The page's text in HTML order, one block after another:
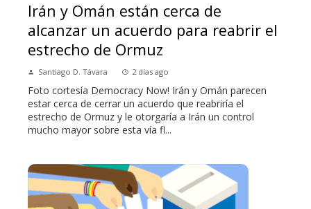
Irán y Omán están cerca de
alcanzar un acuerdo para reabrir el
estrecho de Ormuz
Santiago D. Távara 2 días ago
Foto cortesía Democracy Now! Irán y Omán parecen
estar cerca de cerrar un acuerdo que reabriría el
estrecho de Ormuz y le otorgaría a Irán un control
mucho mayor sobre esta vía fl...